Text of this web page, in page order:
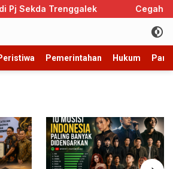
Trenggalek Cegah
Pemerintahan Hukum